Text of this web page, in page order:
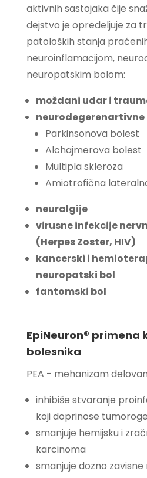
aktivnih sastojaka čije
dejstvo je opredeljuje za
patoloških stanja
neuroinflamacijom,
neuropatskim bolom:
moždani udar i
neurodegerenartivne
Parkinsonova bolest
Alchajmerova bolest
Multipla skleroza
Amiotrofična
neuralgije
virusne infekcije
(Herpes Zoster, HIV)
kancerski i
neuropatski bol
fantomski bol
EpiNeuron® primena
bolesnika
PEA - mehanizam
inhibiše stvaranje
koji doprinose
smanjuje hemijsku i
karcinoma
smanjuje dozno